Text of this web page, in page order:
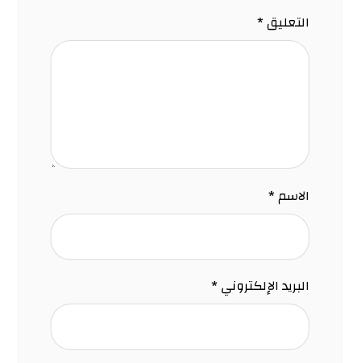
التعليق*
الاسم*
البريد الإلكتروني*